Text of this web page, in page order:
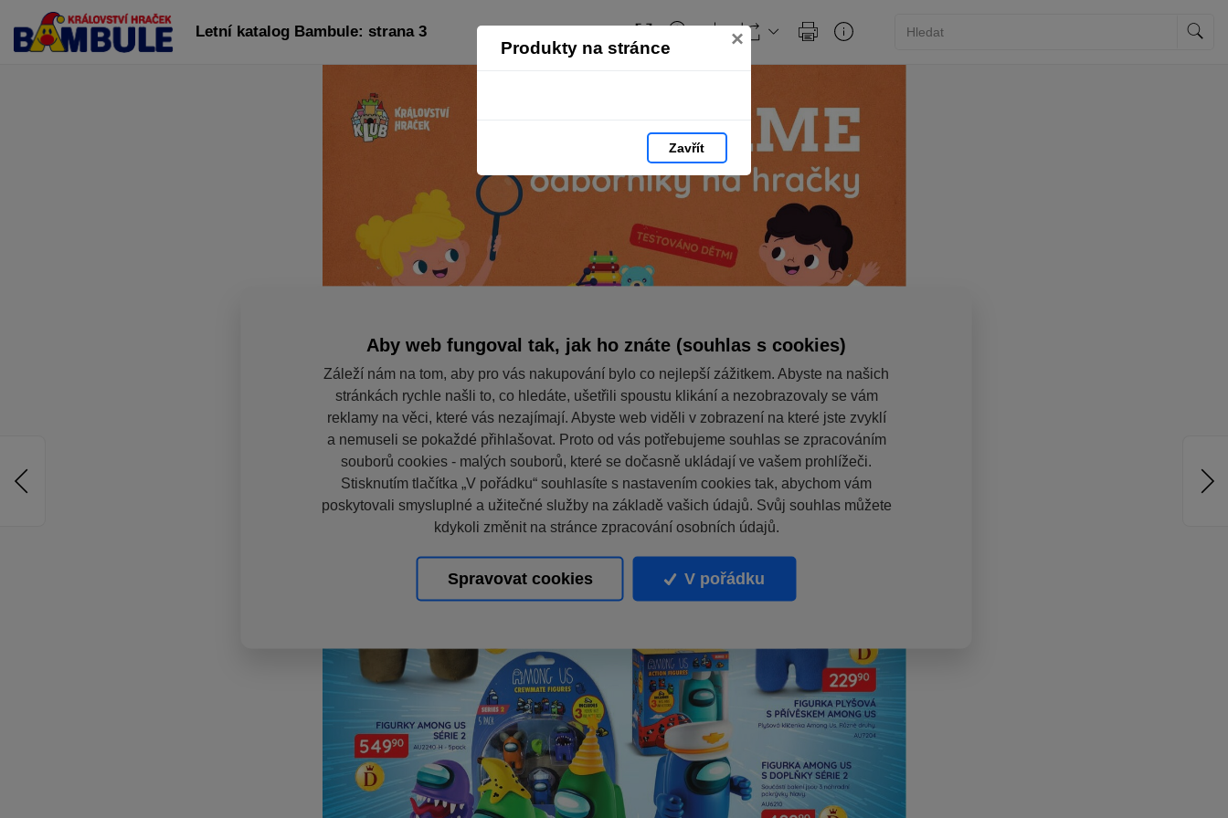
Produkty na stránce ×
Zavřít
Letní katalog Bambule: strana 3
Aby web fungoval tak, jak ho znáte (souhlas s cookies)
Záleží nám na tom, aby pro vás nakupování bylo co nejlepší zážitkem. Abyste na našich
stránkách rychle našli to, co hledáte, ušetřili spoustu klikání a nezobrazovaly se vám
reklamy na věci, které vás nezajímají. Abyste web viděli v zobrazení na které jste zvyklí
a nemuseli se pokaždé přihlašovat. Proto od vás potřebujeme souhlas se zpracováním
souborů cookies - malých souborů, které se dočasně ukládají ve vašem prohlížeči.
Stisknutím tlačítka „V pořádku“ souhlasíte s nastavením cookies tak, abychom vám
poskytovali smysluplné a užitečné služby na základě vašich údajů. Svůj souhlas můžete
kdykoli změnit na stránce zpracování osobních údajů.
Spravovat cookies V pořádku